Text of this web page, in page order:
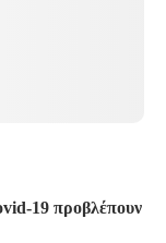
19 προβλέπουν